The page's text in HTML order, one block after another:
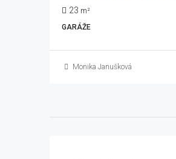
23 m²
GARÁŽE
Monika Janušková